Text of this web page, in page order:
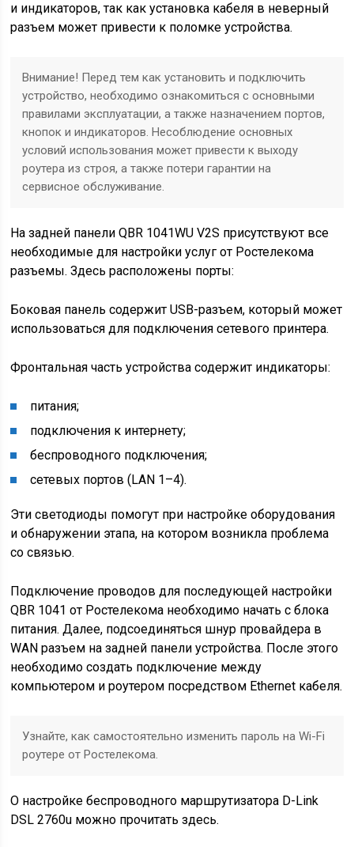
и индикаторов, так как установка кабеля в неверный
разъем может привести к поломке устройства.
Внимание! Перед тем как установить и подключить
устройство, необходимо ознакомиться с основными
правилами эксплуатации, а также назначением портов,
кнопок и индикаторов. Несоблюдение основных
условий использования может привести к выходу
роутера из строя, а также потери гарантии на
сервисное обслуживание.
На задней панели QBR 1041WU V2S присутствуют все
необходимые для настройки услуг от Ростелекома
разъемы. Здесь расположены порты:
Боковая панель содержит USB-разъем, который может
использоваться для подключения сетевого принтера.
Фронтальная часть устройства содержит индикаторы:
питания;
подключения к интернету;
беспроводного подключения;
сетевых портов (LAN 1–4).
Эти светодиоды помогут при настройке оборудования
и обнаружении этапа, на котором возникла проблема
со связью.
Подключение проводов для последующей настройки
QBR 1041 от Ростелекома необходимо начать с блока
питания. Далее, подсоединяться шнур провайдера в
WAN разъем на задней панели устройства. После этого
необходимо создать подключение между
компьютером и роутером посредством Ethernet кабеля.
Узнайте, как самостоятельно изменить пароль на Wi-Fi
роутере от Ростелекома.
О настройке беспроводного маршрутизатора D-Link
DSL 2760u можно прочитать здесь.